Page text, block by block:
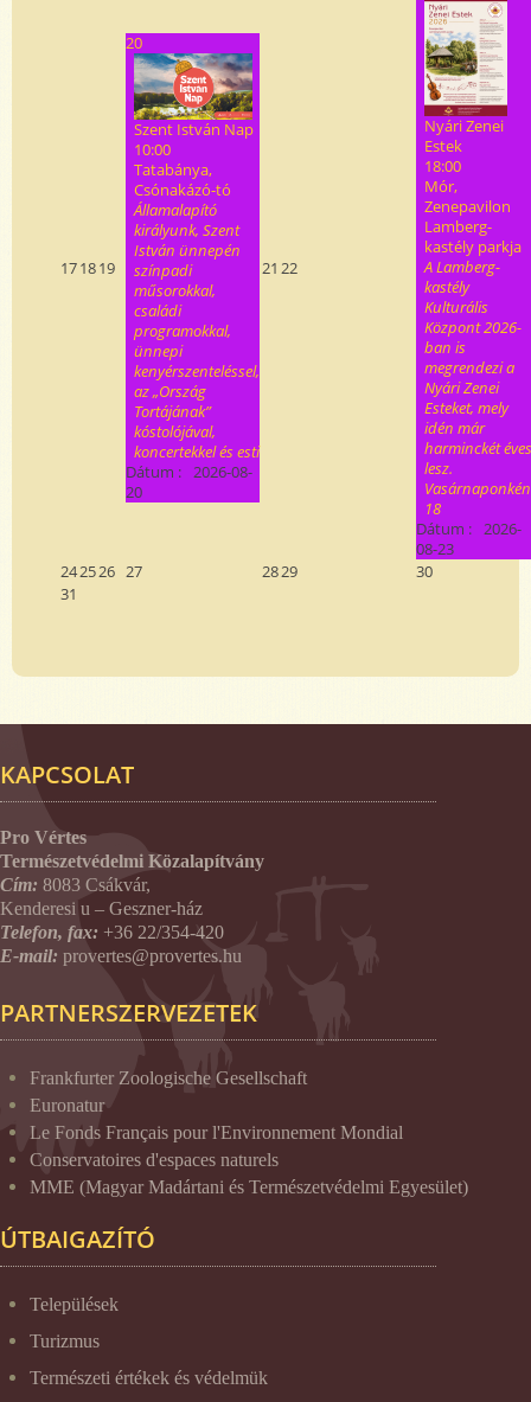
171819
20
Szent István Nap
10:00
Tatabánya,
Csónakázó-tó
Államalapító
királyunk, Szent
István ünnepén
színpadi
műsorokkal,
családi
programokkal,
ünnepi
kenyérszenteléssel,
az „Ország
Tortájának”
kóstolójával,
koncertekkel és esti
Dátum : 2026-08-
20
21 22
Nyári Zenei
Estek
18:00
Mór,
Zenepavilon
Lamberg-
kastély parkja
A Lamberg-
kastély
Kulturális
Központ 2026-
ban is
megrendezi a
Nyári Zenei
Esteket, mely
idén már
harminckét éves
lesz.
18
Dátum : 2026-
08-23
242526 27 2829
30
31
KAPCSOLAT
Pro Vértes
Természetvédelmi Közalapítvány
Cím: 8083 Csákvár,
Kenderesi u – Geszner-ház
Telefon, fax: +36 22/354-420
E-mail: provertes@provertes.hu
PARTNERSZERVEZETEK
Frankfurter Zoologische Gesellschaft
Euronatur
Le Fonds Français pour l'Environnement Mondial
Conservatoires d'espaces naturels
MME (Magyar Madártani és Természetvédelmi Egyesület)
ÚTBAIGAZÍTÓ
Települések
Turizmus
Természeti értékek és védelmük